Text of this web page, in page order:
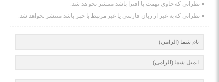
نظراتی که حاوی تهمت یا افترا باشد منتشر نخواهد شد.
نظراتی که به غیر از زبان فارسی یا غیر مرتبط با خبر باشد منتشر نخواهد شد.